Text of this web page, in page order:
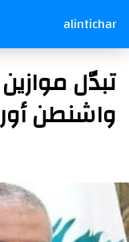
alintichar
تبدّل
واشنطن